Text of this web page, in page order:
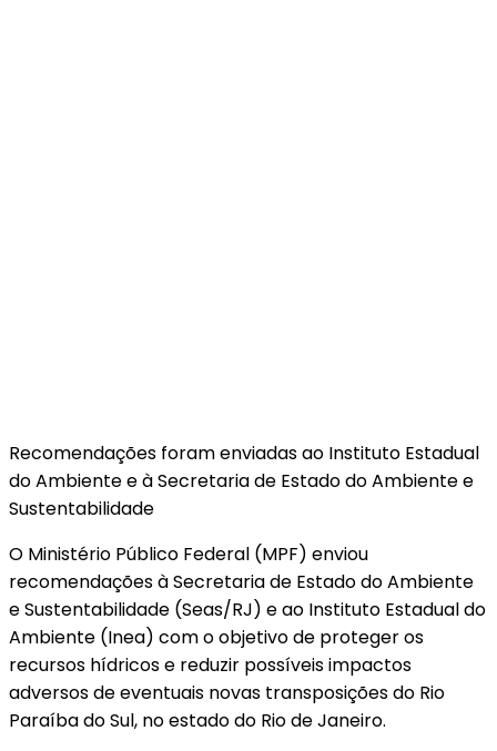
Recomendações foram enviadas ao Instituto Estadual
do Ambiente e à Secretaria de Estado do Ambiente e
Sustentabilidade
O Ministério Público Federal (MPF) enviou
recomendações à Secretaria de Estado do Ambiente
e Sustentabilidade (Seas/RJ) e ao Instituto Estadual do
Ambiente (Inea) com o objetivo de proteger os
recursos hídricos e reduzir possíveis impactos
adversos de eventuais novas transposições do Rio
Paraíba do Sul, no estado do Rio de Janeiro.